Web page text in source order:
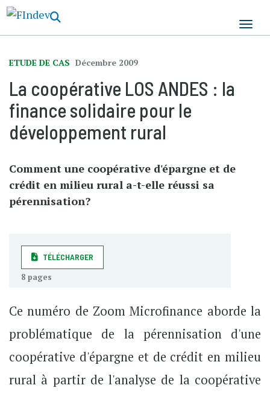
principal
ETUDE DE CAS Décembre 2009
La coopérative LOS ANDES : la
finance solidaire pour le
développement rural
Comment une coopérative d'épargne et de
crédit en milieu rural a-t-elle réussi sa
pérennisation?
TÉLÉCHARGER
8 pages
Ce numéro de Zoom Microfinance aborde la
problématique de la pérennisation d'une
coopérative d'épargne et de crédit en milieu
rural à partir de l'analyse de la coopérative